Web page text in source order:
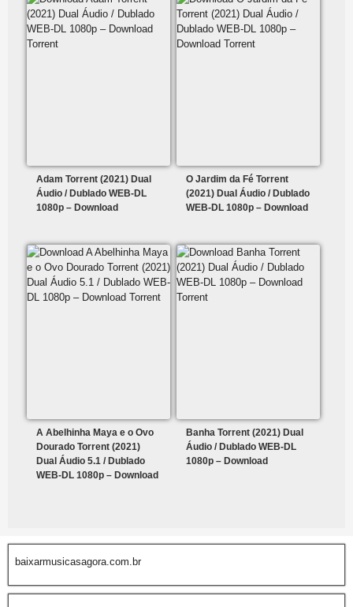
Adam Torrent (2021) Dual
Áudio / Dublado WEB-DL
1080p – Download
O Jardim da Fé Torrent
(2021) Dual Áudio / Dublado
WEB-DL 1080p – Download
A Abelhinha Maya e o Ovo
Dourado Torrent (2021)
Dual Áudio 5.1 / Dublado
WEB-DL 1080p – Download
Banha Torrent (2021) Dual
Áudio / Dublado WEB-DL
1080p – Download
baixarmusicasagora.com.br